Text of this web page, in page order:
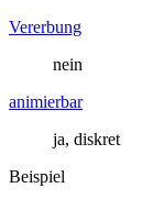
Vererbung
nein
animierbar
ja, diskret
Beispiel